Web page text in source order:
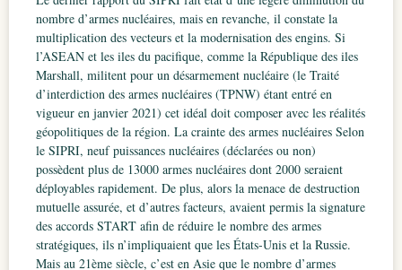
nombre d’armes nucléaires, mais en revanche, il constate la
multiplication des vecteurs et la modernisation des engins. Si
l’ASEAN et les iles du pacifique, comme la République des iles
Marshall, militent pour un désarmement nucléaire (le Traité
d’interdiction des armes nucléaires (TPNW) étant entré en
vigueur en janvier 2021) cet idéal doit composer avec les réalités
géopolitiques de la région. La crainte des armes nucléaires Selon
le SIPRI, neuf puissances nucléaires (déclarées ou non)
possèdent plus de 13000 armes nucléaires dont 2000 seraient
déployables rapidement. De plus, alors la menace de destruction
mutuelle assurée, et d’autres facteurs, avaient permis la signature
des accords START afin de réduire le nombre des armes
stratégiques, ils n’impliquaient que les États-Unis et la Russie.
Mais au 21ème siècle, c’est en Asie que le nombre d’armes